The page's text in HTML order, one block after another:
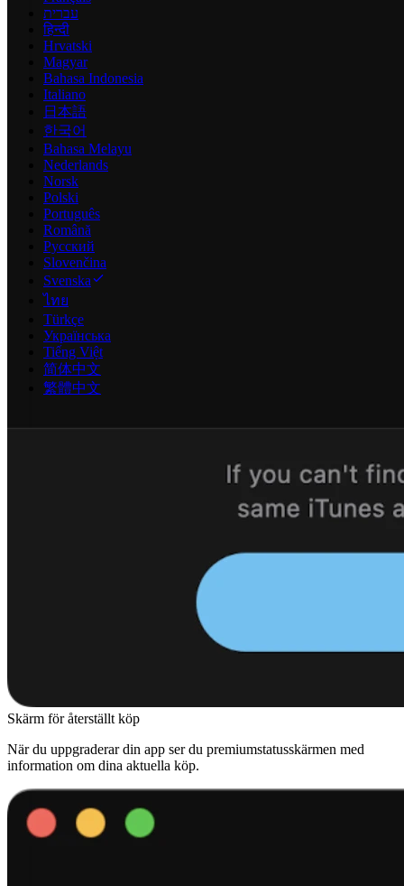
עברית
हिन्दी
Hrvatski
Magyar
Bahasa Indonesia
Italiano
日本語
한국어
Bahasa Melayu
Nederlands
Norsk
Polski
Português
Română
Русский
Slovenčina
Svenska
ไทย
Türkçe
Українська
Tiếng Việt
简体中文
繁體中文
Skärm för återställt köp
När du uppgraderar din app ser du premiumstatusskärmen med
information om dina aktuella köp.